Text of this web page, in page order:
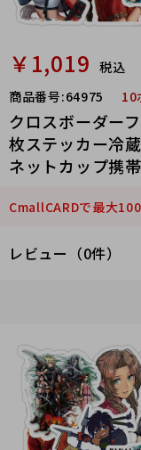
￥1,019 税込
商品番号:64975 10
クロスボーダー
枚ステッカー冷
ネットカップ携
CmallCARDで最大
レビュー（0件）